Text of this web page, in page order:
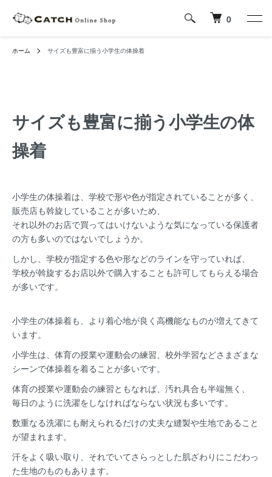
0
ホーム サイズも豊富に揃う小学生の体操着
サイズも豊富に揃う小学生の体
操着
小学生の体操着は、学校で形や色が指定されていることが多く、
販売店も斡旋していることが多いため、
それ以外のお店で買ってはいけないような気になっている保護者
の方も多いのではないでしょうか。
しかし、学校が指定する色や形などのラインを守っていれば、
学校が斡旋するお店以外で購入することも許可してもらえる場合
が多いです。
小学生の体操着も、より着心地が良く高機能なものが増えてきて
います。
小学生は、体育の授業や運動会の練習、校外学習などさまざまな
シーンで体操着を着ることが多いです。
体育の授業や運動会の練習ともなれば、汚れ具合も半端無く、
毎日のように洗濯をしなければならない状況も多いです。
数重なる洗濯にも耐えられるだけの丈夫な縫製や生地であること
が望まれます。
汗をよく吸い取り、それでいてさらっとした肌ざわりにこだわっ
た生地のものもあります。